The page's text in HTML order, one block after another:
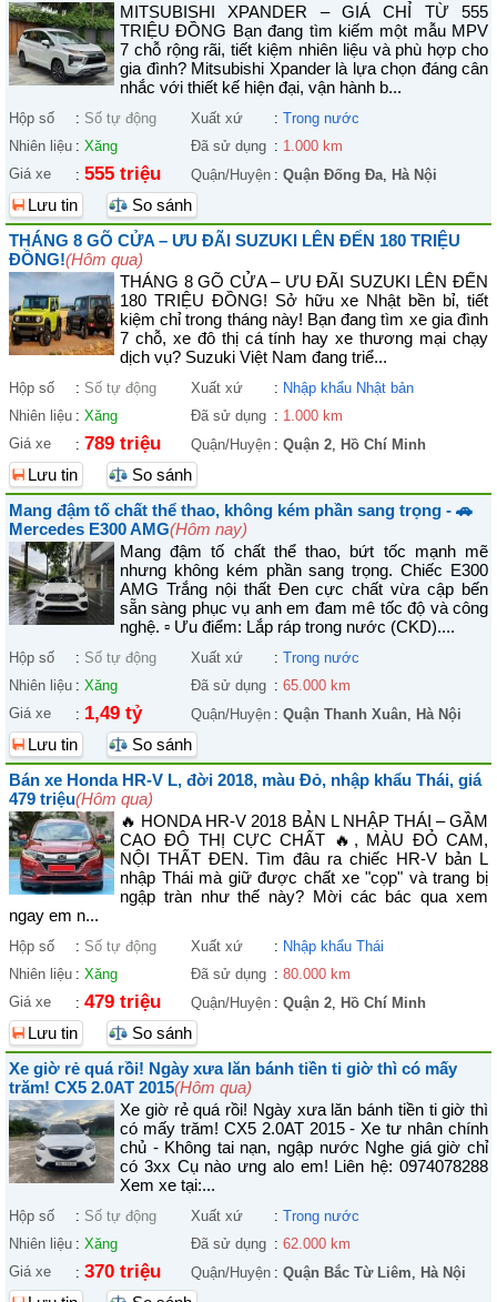
MITSUBISHI XPANDER – GIÁ CHỈ TỪ 555
TRIỆU ĐỒNG Bạn đang tìm kiếm một mẫu MPV
7 chỗ rộng rãi, tiết kiệm nhiên liệu và phù hợp cho
gia đình? Mitsubishi Xpander là lựa chọn đáng cân
nhắc với thiết kế hiện đại, vận hành b...
Hộp số : Số tự động Xuất xứ : Trong nước
Nhiên liệu : Xăng Đã sử dụng : 1.000 km
Giá xe
: 555 triệu Quận/Huyện : Quận Đống Đa, Hà Nội
Lưu tin
So sánh
THÁNG 8 GÕ CỬA – ƯU ĐÃI SUZUKI LÊN ĐẾN 180 TRIỆU
ĐỒNG!(Hôm qua)
THÁNG 8 GÕ CỬA – ƯU ĐÃI SUZUKI LÊN ĐẾN
180 TRIỆU ĐỒNG! Sở hữu xe Nhật bền bỉ, tiết
kiệm chỉ trong tháng này! Bạn đang tìm xe gia đình
7 chỗ, xe đô thị cá tính hay xe thương mại chạy
dịch vụ? Suzuki Việt Nam đang triể...
Hộp số : Số tự động Xuất xứ : Nhập khẩu Nhật bản
Nhiên liệu : Xăng Đã sử dụng : 1.000 km
Giá xe
: 789 triệu Quận/Huyện : Quận 2, Hồ Chí Minh
Lưu tin
So sánh
Mang đậm tố chất thể thao, không kém phần sang trọng - 🚗
Mercedes E300 AMG(Hôm nay)
Mang đậm tố chất thể thao, bứt tốc mạnh mẽ
nhưng không kém phần sang trọng. Chiếc E300
AMG Trắng nội thất Đen cực chất vừa cập bến
sẵn sàng phục vụ anh em đam mê tốc độ và công
nghệ. ▫ Ưu điểm: Lắp ráp trong nước (CKD)....
Hộp số : Số tự động Xuất xứ : Trong nước
Nhiên liệu : Xăng Đã sử dụng : 65.000 km
Giá xe
: 1,49 tỷ Quận/Huyện : Quận Thanh Xuân, Hà Nội
Lưu tin
So sánh
Bán xe Honda HR-V L, đời 2018, màu Đỏ, nhập khẩu Thái, giá
479 triệu(Hôm qua)
🔥 HONDA HR-V 2018 BẢN L NHẬP THÁI – GẦM
CAO ĐÔ THỊ CỰC CHẤT 🔥, MÀU ĐỎ CAM,
NỘI THẤT ĐEN. Tìm đâu ra chiếc HR-V bản L
nhập Thái mà giữ được chất xe "cọp" và trang bị
ngập tràn như thế này? Mời các bác qua xem
ngay em n...
Hộp số : Số tự động Xuất xứ : Nhập khẩu Thái
Nhiên liệu : Xăng Đã sử dụng : 80.000 km
Giá xe
: 479 triệu Quận/Huyện : Quận 2, Hồ Chí Minh
Lưu tin
So sánh
Xe giờ rẻ quá rồi! Ngày xưa lăn bánh tiền ti giờ thì có mấy
trăm! CX5 2.0AT 2015(Hôm qua)
Xe giờ rẻ quá rồi! Ngày xưa lăn bánh tiền ti giờ thì
có mấy trăm! CX5 2.0AT 2015 - Xe tư nhân chính
chủ - Không tai nạn, ngập nước Nghe giá giờ chỉ
có 3xx Cụ nào ưng alo em! Liên hệ: 0974078288
Xem xe tại:...
Hộp số : Số tự động Xuất xứ : Trong nước
Nhiên liệu : Xăng Đã sử dụng : 62.000 km
Giá xe
: 370 triệu Quận/Huyện : Quận Bắc Từ Liêm, Hà Nội